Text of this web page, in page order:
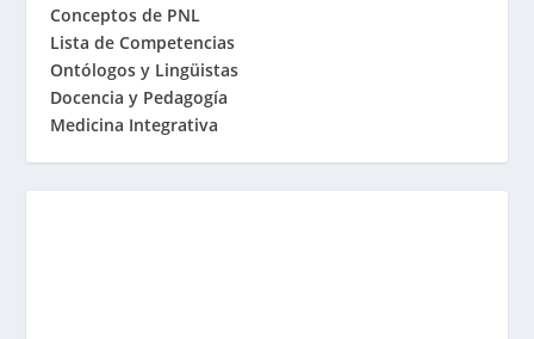
Conceptos de PNL
Lista de Competencias
Ontólogos y Lingüistas
Docencia y Pedagogía
Medicina Integrativa